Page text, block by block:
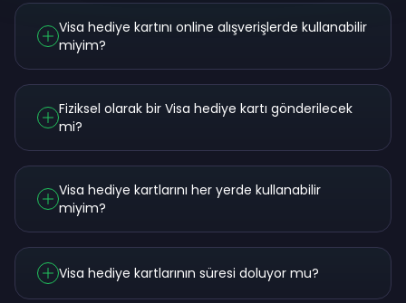
Visa hediye kartını online alışverişlerde kullanabilir
miyim?
Fiziksel olarak bir Visa hediye kartı gönderilecek
mi?
Visa hediye kartlarını her yerde kullanabilir
miyim?
Visa hediye kartlarının süresi doluyor mu?